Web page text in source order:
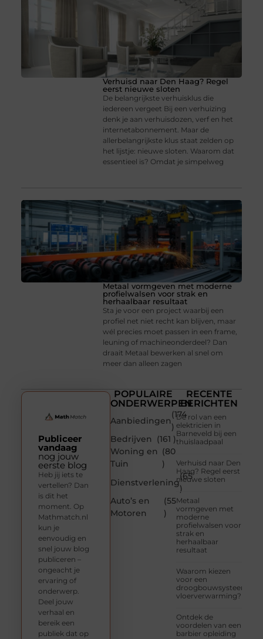
Verhuisd naar Den Haag? Regel
eerst nieuwe sloten
De belangrijkste verhuisklus die
iedereen vergeet Bij een verhuizing
denk je aan verhuisdozen, verf en het
internetabonnement. Maar de
allerbelangrijkste klus staat zelden op
het lijstje: nieuwe sloten. Waarom dat
essentieel is? Omdat je simpelweg
Metaal vormgeven met moderne
profielwalsen voor strak en
herhaalbaar resultaat
Sta je voor een project waarbij een
profiel net niet recht kan blijven, maar
wél precies moet passen in een frame,
leuning of machineonderdeel? Dan
draait Metaal bewerken al snel om
meer dan alleen zagen
POPULAIRE
ONDERWERPEN
Aanbiedingen
(174
)
Bedrijven
(161 )
Woning en
Tuin
(80
)
Dienstverlening
(65
)
Auto’s en
Motoren
(55
)
RECENTE
BERICHTEN
De rol van een
elektricien in
Barneveld bij een
thuislaadpaal
Verhuisd naar Den
Haag? Regel eerst
nieuwe sloten
Metaal
vormgeven met
moderne
profielwalsen voor
strak en
herhaalbaar
resultaat
Waarom kiezen
voor een
droogbouwsysteem
vloerverwarming?
Ontdek de
voordelen van een
barbier opleiding
Publiceer
vandaag
nog jouw
eerste blog
Heb jij iets te
vertellen? Dan
is dit het
moment. Op
Mathmatch.nl
kun je
eenvoudig en
snel jouw blog
publiceren –
ongeacht je
ervaring of
onderwerp.
Deel jouw
verhaal en
bereik een
publiek dat op